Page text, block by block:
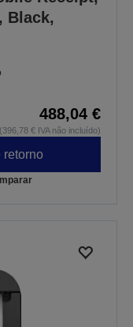
Black,
488,04 €
€ IVA não incluído)
retorno